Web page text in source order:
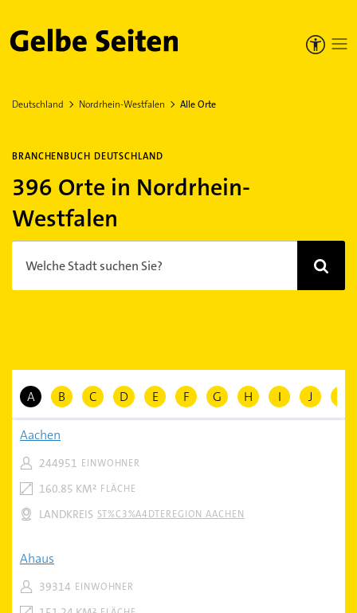
Gelbe Seiten
Deutschland Nordrhein-Westfalen Alle Orte
BRANCHENBUCH DEUTSCHLAND
396 Orte in Nordrhein-
Westfalen
Welche Stadt suchen Sie?
A B C D E F G H I J
Aachen
EINWOHNER
244951
FLÄCHE
160.85 KM²
ST%C3%A4DTEREGION AACHEN
LANDKREIS
Ahaus
EINWOHNER
39314